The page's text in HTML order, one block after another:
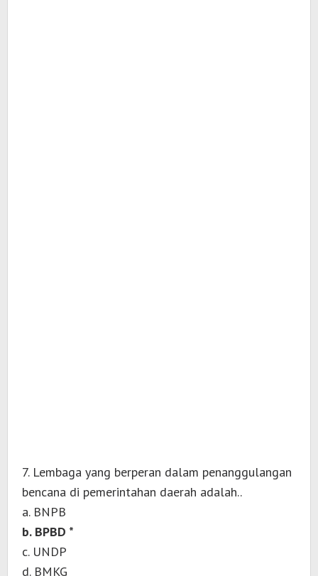
7. Lembaga yang berperan dalam penanggulangan
bencana di pemerintahan daerah adalah..
a. BNPB
b. BPBD *
c. UNDP
d. BMKG